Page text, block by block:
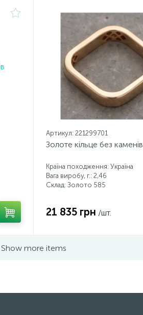
Артикул: 221299701
Золоте кільце без каменів
Країна походження: Україна
Вага виробу, г.: 2,46
Склад: Золото 585
21 835 грн /шт.
Show more items